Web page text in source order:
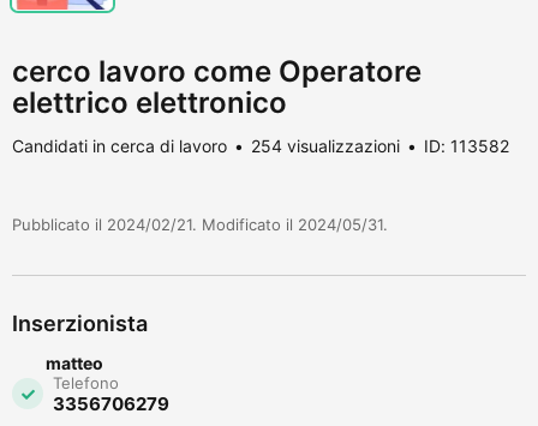
cerco lavoro come Operatore
elettrico elettronico
Candidati in cerca di lavoro 254 visualizzazioni ID: 113582
Pubblicato il 2024/02/21. Modificato il 2024/05/31.
Inserzionista
matteo
Telefono
3356706279